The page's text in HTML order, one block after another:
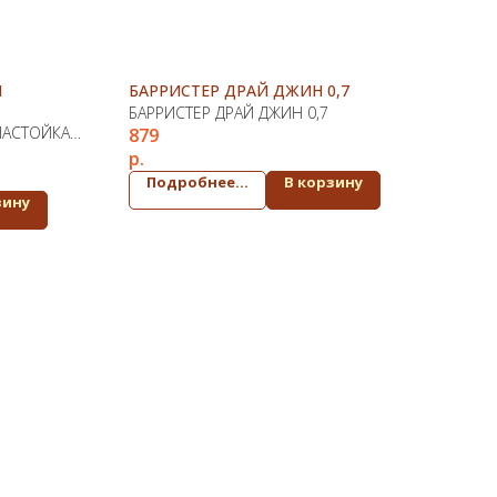
БАРРИСТЕР ДРАЙ ДЖИН 0,7
БАРРИСТЕР ДРАЙ ДЖИН 0,7
879
р.
Подробнее... В корзину